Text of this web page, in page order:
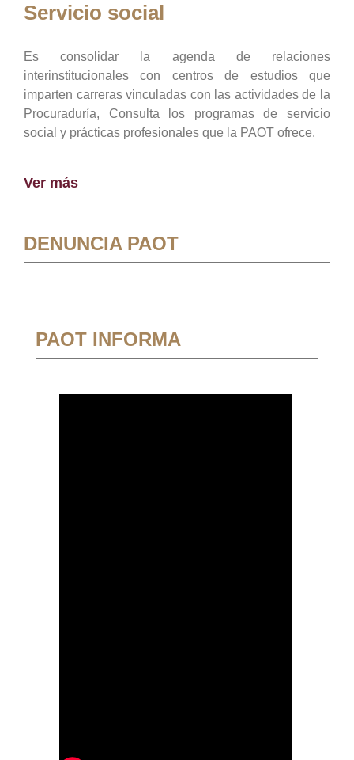
Servicio social
Es consolidar la agenda de relaciones
interinstitucionales con centros de estudios que
imparten carreras vinculadas con las actividades de la
Procuraduría, Consulta los programas de servicio
social y prácticas profesionales que la PAOT ofrece.
Ver más
DENUNCIA PAOT
PAOT INFORMA